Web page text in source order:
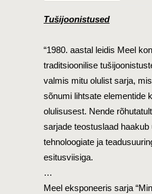
Tušijoonistused
“1980. aastal leidis Meel
traditsioonilise
valmis mitu olulist sarja,
sõnumi lihtsate elementide
olulisusest. Nende
sarjade teostuslaad haakub
tehnoloogiate ja
esitusviisiga.
…
Meel eksponeeris sarja